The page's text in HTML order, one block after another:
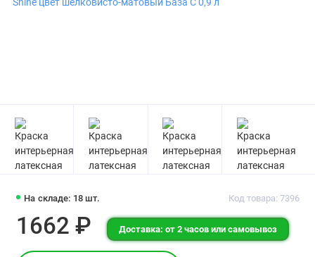
На складе: 18 шт. Код товара: 7396
1662 ₽ Доставка: от 2 часов или самовывоз